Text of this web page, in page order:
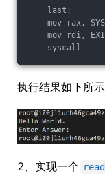
    last:
mov rax,
mov rdi,
执行结果如下所示
2、实现一个